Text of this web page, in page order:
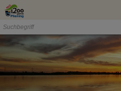
Zum Inhalt
schließen